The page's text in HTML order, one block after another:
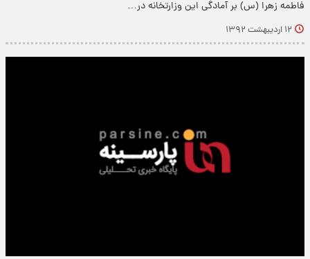
فاطمه زهرا (س) بر آمادگی این وزارتخانه در…
۱۲ اردیبهشت ۱۳۹۲